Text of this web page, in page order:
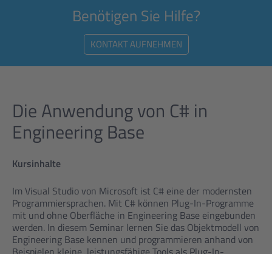
Benötigen Sie Hilfe?
KONTAKT AUFNEHMEN
Die Anwendung von C# in
Engineering Base
Kursinhalte
Im Visual Studio von Microsoft ist C# eine der modernsten
Programmiersprachen. Mit C# können Plug-In-Programme
mit und ohne Oberfläche in Engineering Base eingebunden
werden. In diesem Seminar lernen Sie das Objektmodell von
Engineering Base kennen und programmieren anhand von